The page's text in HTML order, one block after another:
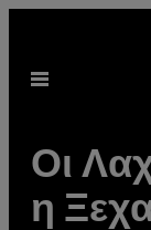
περιεχόμενο
Ανοίξτε
Οι
η